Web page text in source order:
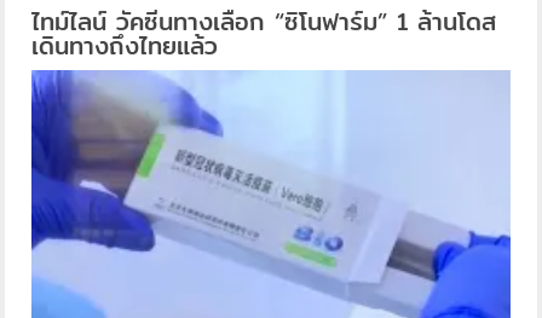
ไทม์ไลน์ วัคซีนทางเลือก “ซิโนฟาร์ม” 1 ล้านโดส
เดินทางถึงไทยแล้ว